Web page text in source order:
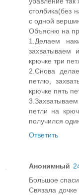
столбика(без
с одной
Объясню на
1.Делаем
захватываем
крючке три
2.Снова
петлю,
крючке пять
петли на
получился
Ответить
Анонимный
Большое
Связала